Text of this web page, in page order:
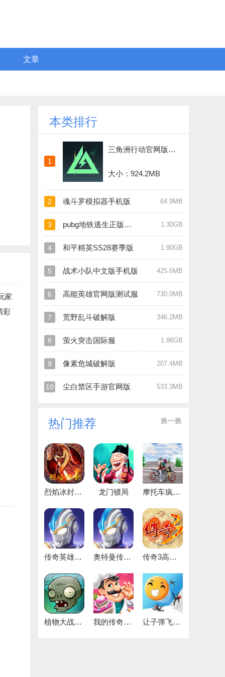
文章
家
彩
本类排行
1
三角洲行动官网版正版
大小：924.2MB
2 魂斗罗模拟器手机版 64.9MB
3 pubg地铁逃生正版手游 1.30GB
4 和平精英SS28赛季版 1.90GB
5 战术小队中文版手机版 425.6MB
6 高能英雄官网版测试服 730.0MB
7 荒野乱斗破解版 346.2MB
8 萤火突击国际服 1.86GB
9 像素危城破解版 207.4MB
10 尘白禁区手游官网版 533.3MB
热门推荐 换一换
烈焰冰封最新免费版 龙门镖局 摩托车疯狂驾驶
传奇英雄无限宝石安卓直装版 奥特曼传奇英雄版 传奇3高爆版
植物大战僵尸1中文原版 我的传奇餐厅 让子弹飞一下